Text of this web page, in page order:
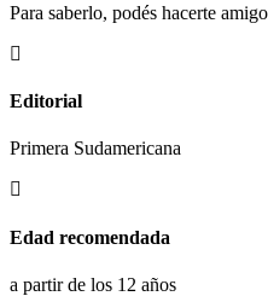
Para saberlo, podés hacerte
Editorial
Primera Sudamericana
Edad recomendada
a partir de los 12 años